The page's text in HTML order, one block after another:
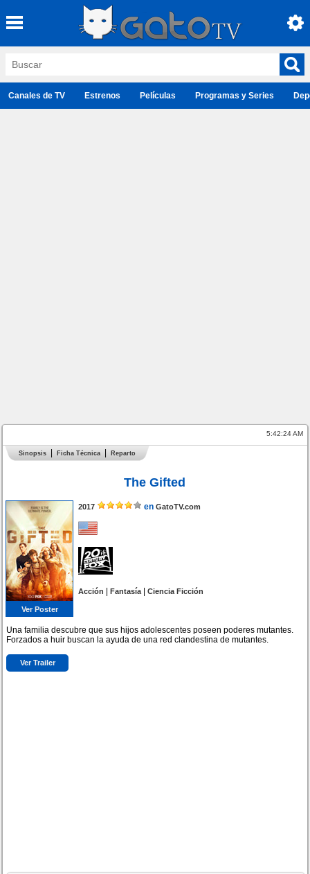
Canales de TV Estrenos Películas Programas y Series
5:42:24 AM
Sinopsis Ficha Técnica Reparto
The Gifted
Ver Poster
2017 en GatoTV.com
Acción |Fantasía|Ciencia Ficción
Una familia descubre que sus hijos adolescentes poseen poderes mutantes.
Forzados a huir buscan la ayuda de una red clandestina de mutantes.
Ver Trailer